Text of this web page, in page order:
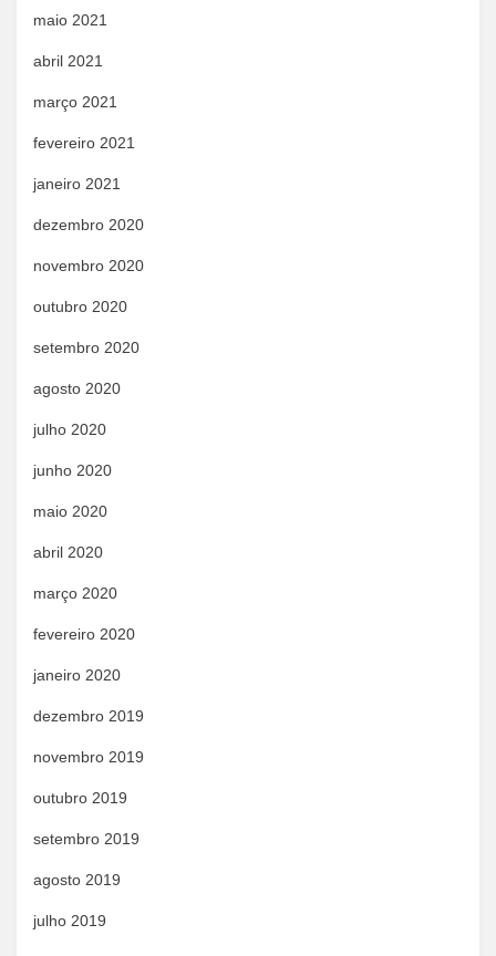
maio 2021
abril 2021
março 2021
fevereiro 2021
janeiro 2021
dezembro 2020
novembro 2020
outubro 2020
setembro 2020
agosto 2020
julho 2020
junho 2020
maio 2020
abril 2020
março 2020
fevereiro 2020
janeiro 2020
dezembro 2019
novembro 2019
outubro 2019
setembro 2019
agosto 2019
julho 2019